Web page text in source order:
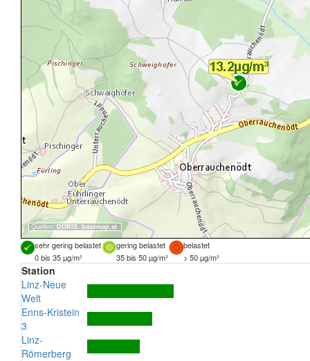
Quellen: DORIS, basemap.at
sehr gering belastet gering belastet
belastet
0 bis 35 µg/m³
35 bis 50 µg/m³ > 50 µg/m³
Station
Linz-Neue
Welt
Enns-Kristein
3
Linz-
Römerberg